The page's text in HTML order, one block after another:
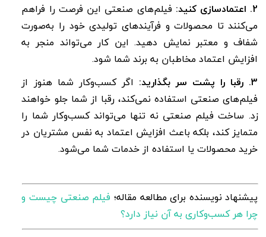
2. اعتمادسازی کنید:
فیلم‌های صنعتی این فرصت را فراهم
می‌کنند تا محصولات و فرآیندهای تولیدی خود را به‌صورت
شفاف و معتبر نمایش دهید. این کار می‌تواند منجر به
افزایش اعتماد مخاطبان به برند شما شود.
3. رقبا را پشت سر بگذارید:
اگر کسب‌وکار شما هنوز از
فیلم‌های صنعتی استفاده نمی‌کند، رقبا از شما جلو خواهند
زد. ساخت فیلم صنعتی نه تنها می‌تواند کسب‌وکار شما را
متمایز کند، بلکه باعث افزایش اعتماد به نفس مشتریان در
خرید محصولات یا استفاده از خدمات شما می‌شود.
پیشنهاد نویسنده برای مطالعه مقاله؛ فیلم صنعتی چیست و
چرا هر کسب‌وکاری به آن نیاز دارد؟